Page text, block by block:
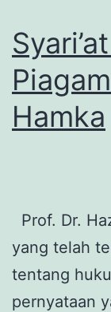
Hamka
Prof. Dr.
yang telah
tentang
pernyataan